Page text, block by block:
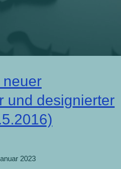
neuer
und designierter
2023